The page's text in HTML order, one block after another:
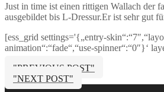
Just in time ist einen rittigen Wallach der
ausgebildet bis L-Dressur.Er ist sehr gut
[ess_grid settings='{„entry-
animation“:“fade“,“use-spinner“:“0″}‘
"PREVIOUS POST"
"NEXT POST"